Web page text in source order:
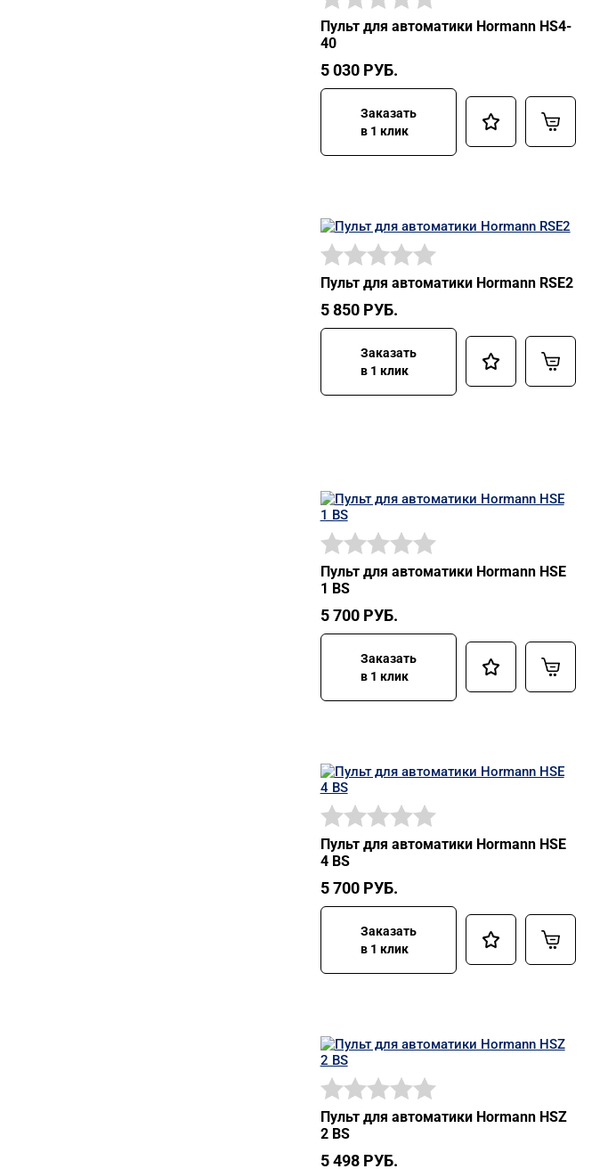
Пульт для автоматики Hormann HS4-
40
5 030 РУБ.
Заказать
в 1 клик
Пульт для автоматики Hormann RSE2
5 850 РУБ.
Заказать
в 1 клик
Пульт для автоматики Hormann HSE
1 BS
5 700 РУБ.
Заказать
в 1 клик
Пульт для автоматики Hormann HSE
4 BS
5 700 РУБ.
Заказать
в 1 клик
Пульт для автоматики Hormann HSZ
2 BS
5 498 РУБ.